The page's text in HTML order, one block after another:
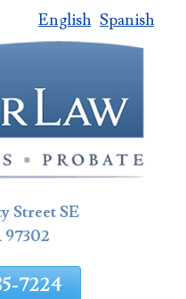
English Spanish
Street SE
97302
7224